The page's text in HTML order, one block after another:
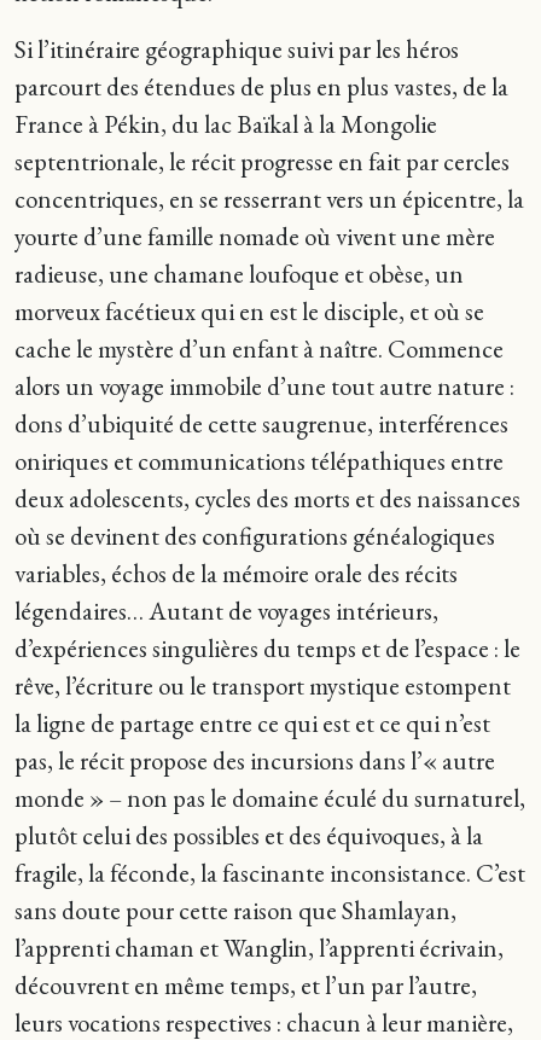
Si l’itinéraire géographique suivi par les héros
parcourt des étendues de plus en plus vastes, de la
France à Pékin, du lac Baïkal à la Mongolie
septentrionale, le récit progresse en fait par cercles
concentriques, en se resserrant vers un épicentre, la
yourte d’une famille nomade où vivent une mère
radieuse, une chamane loufoque et obèse, un
morveux facétieux qui en est le disciple, et où se
cache le mystère d’un enfant à naître. Commence
alors un voyage immobile d’une tout autre nature :
dons d’ubiquité de cette saugrenue, interférences
oniriques et communications télépathiques entre
deux adolescents, cycles des morts et des naissances
où se devinent des configurations généalogiques
variables, échos de la mémoire orale des récits
légendaires… Autant de voyages intérieurs,
d’expériences singulières du temps et de l’espace : le
rêve, l’écriture ou le transport mystique estompent
la ligne de partage entre ce qui est et ce qui n’est
pas, le récit propose des incursions dans l’« autre
monde » – non pas le domaine éculé du surnaturel,
plutôt celui des possibles et des équivoques, à la
fragile, la féconde, la fascinante inconsistance. C’est
sans doute pour cette raison que Shamlayan,
l’apprenti chaman et Wanglin, l’apprenti écrivain,
découvrent en même temps, et l’un par l’autre,
leurs vocations respectives : chacun à leur manière,